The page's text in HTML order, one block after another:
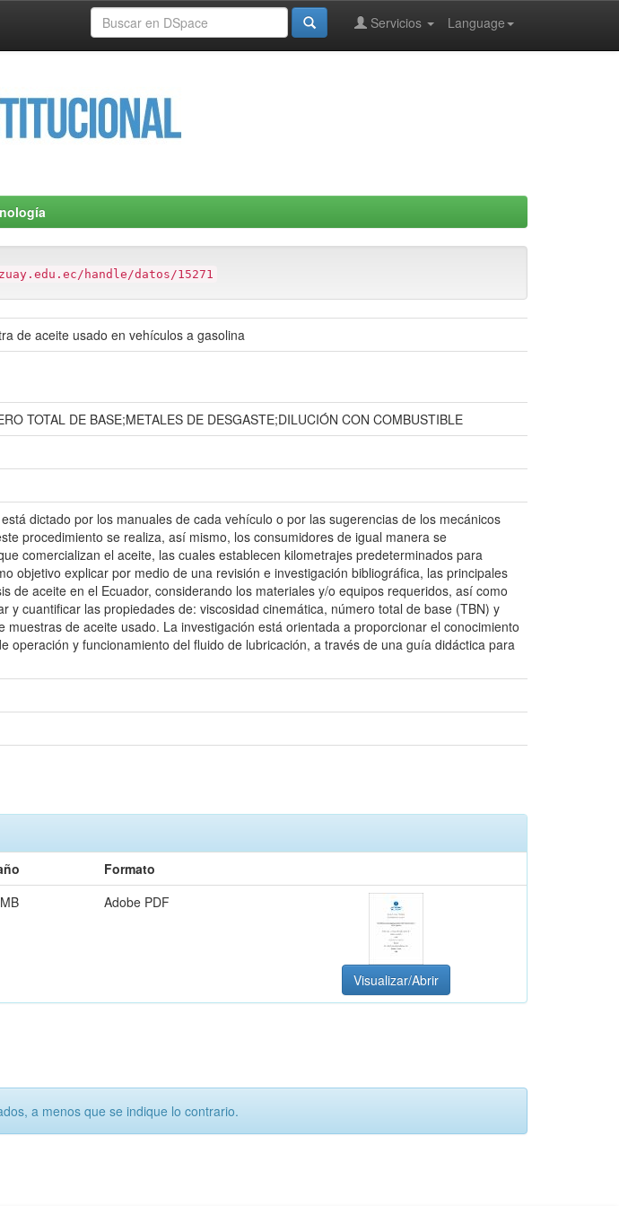
Language
Servicios
handle/datos/15271
de aceite usado en vehículos a gasolina
TOTAL DE BASE;METALES DE DESGASTE;DILUCIÓN CON COMBUSTIBLE
dictado por los manuales de cada vehículo o por las sugerencias de los mecánicos
procedimiento se realiza, así mismo, los consumidores de igual manera se
comercializan el aceite, las cuales establecen kilometrajes predeterminados para
objetivo explicar por medio de una revisión e investigación bibliográfica, las principales
de aceite en el Ecuador, considerando los materiales y/o equipos requeridos, así como
y cuantificar las propiedades de: viscosidad cinemática, número total de base (TBN) y
de aceite usado. La investigación está orientada a proporcionar el conocimiento
operación y funcionamiento del fluido de lubricación, a través de una guía didáctica para
Formato
Adobe PDF
Visualizar/Abrir
a menos que se indique lo contrario.